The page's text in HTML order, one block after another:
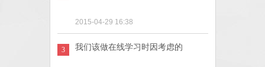
2015-04-29 16:38
3 我们该做在线学习时因考虑的